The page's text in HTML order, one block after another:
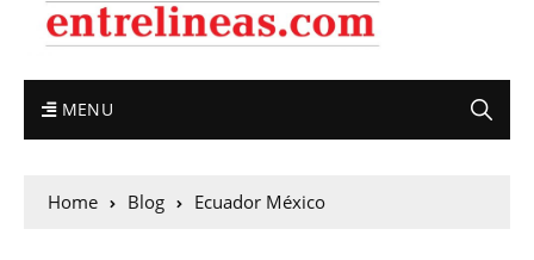
MENU
Home Blog Ecuador México